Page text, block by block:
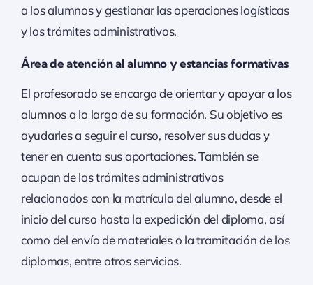
a los alumnos y gestionar las operaciones logísticas
y los trámites administrativos.
Área de atención al alumno y estancias formativas
El profesorado se encarga de orientar y apoyar a los
alumnos a lo largo de su formación. Su objetivo es
ayudarles a seguir el curso, resolver sus dudas y
tener en cuenta sus aportaciones. También se
ocupan de los trámites administrativos
relacionados con la matrícula del alumno, desde el
inicio del curso hasta la expedición del diploma, así
como del envío de materiales o la tramitación de los
diplomas, entre otros servicios.